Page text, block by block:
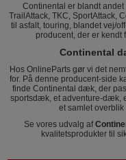
Continental er blandt
TrailAttack, TKC, SportAttack,
til asfalt, touring, blandet vej/
producent, der er kendt
Continental
Hos OnlineParts gør vi det
for. På denne producent-side
finde Continental dæk, der
sportsdæk, et adventure-dæk,
et samlet overblik
Se vores udvalg af
kvalitetsprodukter til